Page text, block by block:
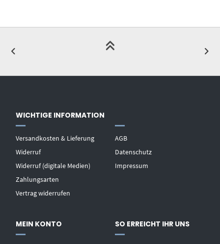
WICHTIGE INFORMATION
Versandkosten & Lieferung
Widerruf
Widerruf (digitale Medien)
Zahlungsarten
Vertrag widerrufen
AGB
Datenschutz
Impressum
MEIN KONTO SO ERREICHT IHR UNS